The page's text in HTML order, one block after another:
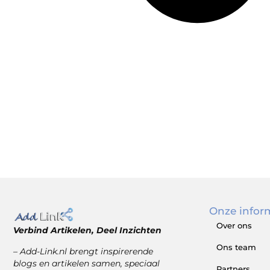
Verbind Artikelen, Deel Inzichten
– Add-Link.nl brengt inspirerende
blogs en artikelen samen, speciaal
Onze
Over ons
Ons team